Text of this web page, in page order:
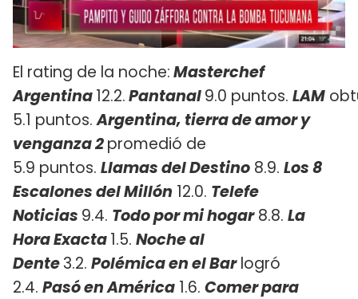
El rating de la noche:Masterchef
Argentina12.2.Pantanal9.0 puntos. LAM
5.1 puntos.Argentina, tierra de amor y
venganza 2promedió de
5.9 puntos. Llamas del Destino 8.9. Los 8
Escalones del Millón 12.0. Telefe
Noticias 9.4. Todo por mi hogar8.8. La
Hora Exacta1.5. Noche al
Dente3.2. Polémica en el Barlogró
2.4. Pasó en América 1.6. Comer para